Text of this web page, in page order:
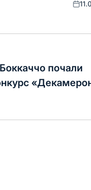
почали